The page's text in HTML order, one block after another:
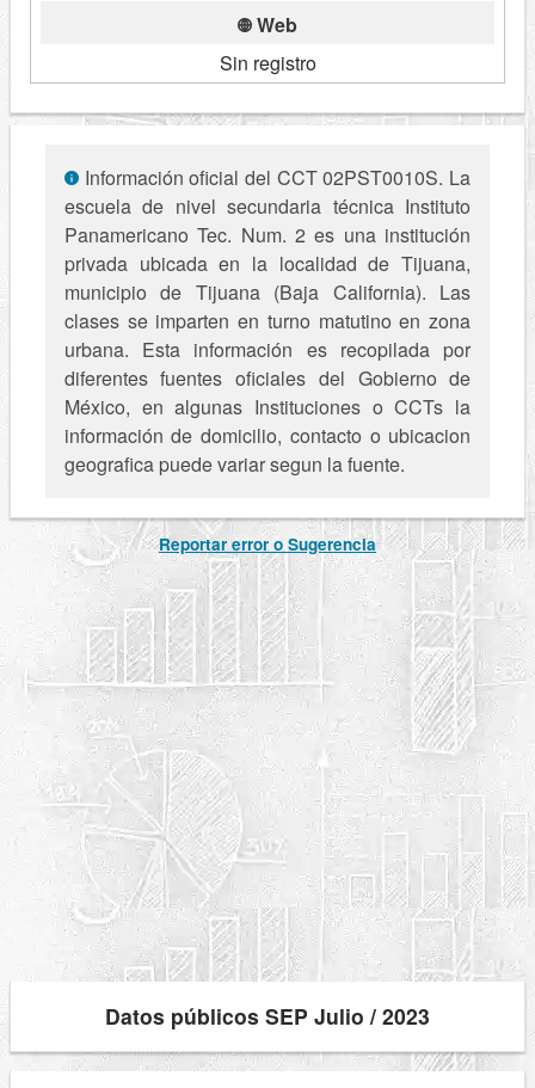
Web
Sin registro
Información oficial del CCT 02PST0010S. La
escuela de nivel secundaria técnica Instituto
Panamericano Tec. Num. 2 es una institución
privada ubicada en la localidad de Tijuana,
municipio de Tijuana (Baja California). Las
clases se imparten en turno matutino en zona
urbana. Esta información es recopilada por
diferentes fuentes oficiales del Gobierno de
México, en algunas Instituciones o CCTs la
información de domicilio, contacto o ubicacion
geografica puede variar segun la fuente.
Reportar error o Sugerencia
Datos públicos SEP Julio / 2023